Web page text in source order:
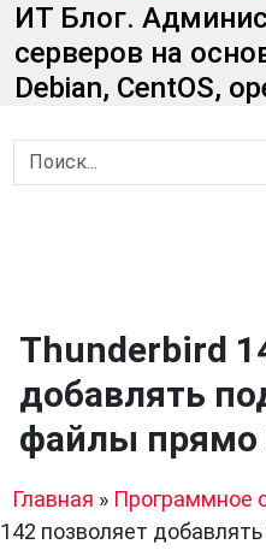
ИТ Блог.
серверов на
Debian, CentOS,
Thunderbird
добавлять
файлы прямо
Главная » Программное
142 позволяет